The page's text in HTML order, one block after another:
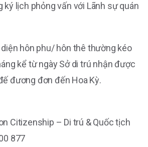
ký lịch phỏng vấn với Lãnh sự quán
hôn phu/ hôn thê thường kéo
kể từ ngày Sở di trú nhận được
đương đơn đến Hoa Kỳ.
Citizenship – Di trú & Quốc tịch
877